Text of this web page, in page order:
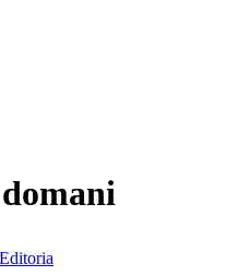
Editoria